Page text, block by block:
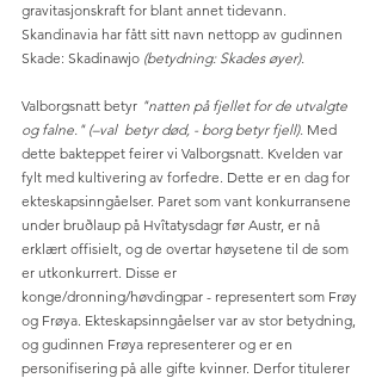
gravitasjonskraft for blant annet tidevann.
Skandinavia har fått sitt navn nettopp av gudinnen
Skade: Skadinawjo (betydning: Skades øyer).
Valborgsnatt betyr "natten på fjellet for de utvalgte
og falne." (–val  betyr død, - borg betyr fjell). Med
dette bakteppet feirer vi Valborgsnatt. Kvelden var
fylt med kultivering av forfedre. Dette er en dag for
ekteskapsinngåelser. Paret som vant konkurransene
under bruðlaup på Hvîtatysdagr før Austr, er nå
erklært offisielt, og de overtar høysetene til de som
er utkonkurrert. Disse er
konge/dronning/høvdingpar - representert som Frøy
og Frøya. Ekteskapsinngåelser var av stor betydning,
og gudinnen Frøya representerer og er en
personifisering på alle gifte kvinner. Derfor titulerer